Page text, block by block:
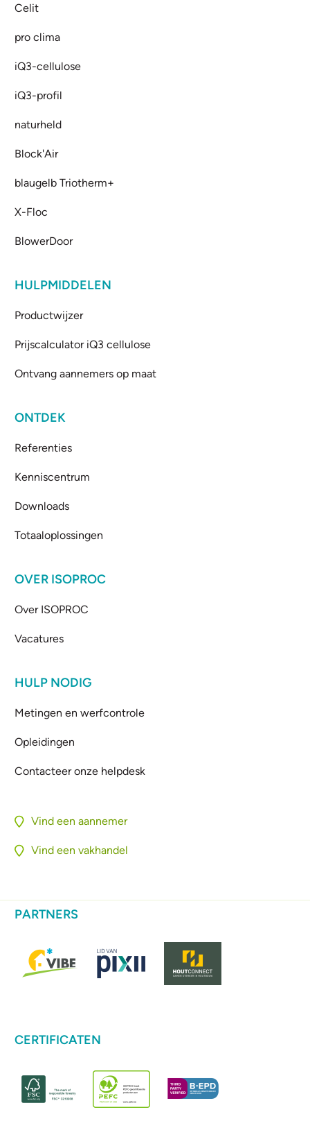
Celit
pro clima
iQ3-cellulose
iQ3-profil
naturheld
Block'Air
blaugelb Triotherm+
X-Floc
BlowerDoor
HULPMIDDELEN
Productwijzer
Prijscalculator iQ3 cellulose
Ontvang aannemers op maat
ONTDEK
Referenties
Kenniscentrum
Downloads
Totaaloplossingen
OVER ISOPROC
Over ISOPROC
Vacatures
HULP NODIG
Metingen en werfcontrole
Opleidingen
Contacteer onze helpdesk
Vind een aannemer
Vind een vakhandel
PARTNERS
CERTIFICATEN